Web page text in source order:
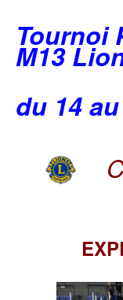
Tournoi
M13
du 14